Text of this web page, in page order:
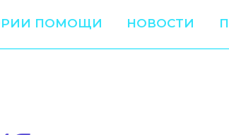
ПОМОЩИ НОВОСТИ